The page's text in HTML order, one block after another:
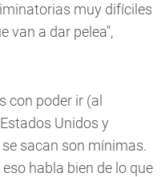
muy difíciles
van a dar pelea",
con poder ir (al
Unidos y
sacan son mínimas.
habla bien de lo que